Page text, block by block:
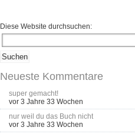
Diese Website durchsuchen:
Neueste Kommentare
super gemacht!
vor 3 Jahre 33 Wochen
nur weil du das Buch nicht
vor 3 Jahre 33 Wochen